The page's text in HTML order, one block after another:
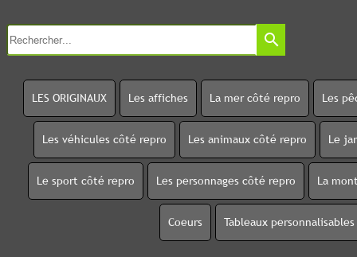
search
LES ORIGINAUX Les affiches La mer côté repro Les
Les véhicules côté repro Les animaux côté repro Le
Le sport côté repro Les personnages côté repro La
Coeurs Tableaux personnalisables